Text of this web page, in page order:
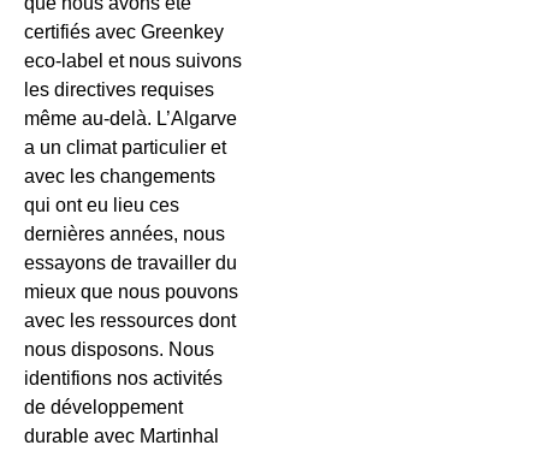
certifiés avec Greenkey
eco-label et nous suivons
les directives requises
même au-delà. L’Algarve
a un climat particulier et
avec les changements
qui ont eu lieu ces
dernières années, nous
essayons de travailler du
mieux que nous pouvons
avec les ressources dont
nous disposons. Nous
identifions nos activités
de développement
durable avec Martinhal